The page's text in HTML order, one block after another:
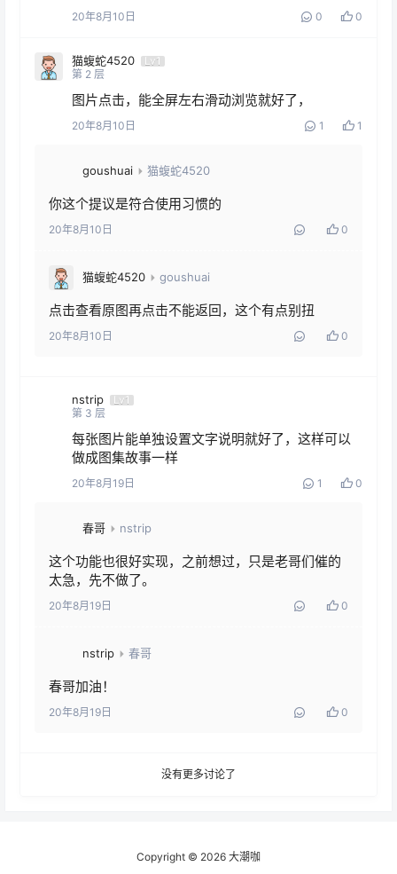
20年8月10日 0 0
猫蝮蛇4520
Lv1
第 2 层
图片点击，能全屏左右滑动浏览就好了，
20年8月10日 1 1
goushuai 猫蝮蛇4520
你这个提议是符合使用习惯的
20年8月10日 0
猫蝮蛇4520 goushuai
点击查看原图再点击不能返回，这个有点别扭
20年8月10日 0
nstrip
Lv1
第 3 层
每张图片能单独设置文字说明就好了，这样可以
做成图集故事一样
20年8月19日 1 0
春哥 nstrip
这个功能也很好实现，之前想过，只是老哥们催的
太急，先不做了。
20年8月19日 0
nstrip 春哥
春哥加油！
20年8月19日 0
没有更多讨论了
Copyright © 2026 大潮咖